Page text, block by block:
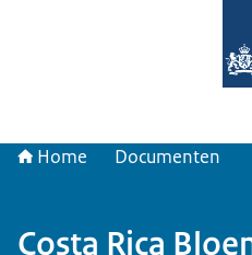
Home Documenten
Costa Rica